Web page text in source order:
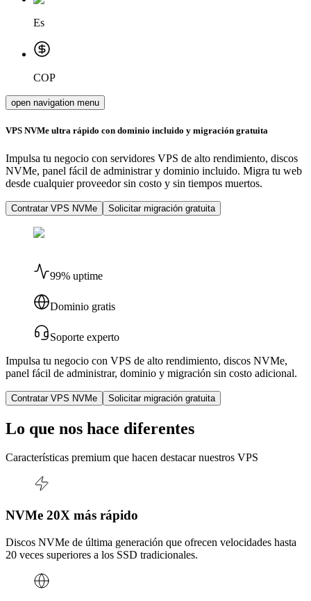
Es
COP
open navigation menu
VPS NVMe ultra rápido con dominio incluido y migración gratuita
Impulsa tu negocio con servidores VPS de alto rendimiento, discos
NVMe, panel fácil de administrar y dominio incluido. Migra tu web
desde cualquier proveedor sin costo y sin tiempos muertos.
Contratar VPS NVMe Solicitar migración gratuita
99% uptime
Dominio gratis
Soporte experto
Impulsa tu negocio con VPS de alto rendimiento, discos NVMe,
panel fácil de administrar, dominio y migración sin costo adicional.
Contratar VPS NVMe Solicitar migración gratuita
Lo que nos hace diferentes
Características premium que hacen destacar nuestros VPS
NVMe 20X más rápido
Discos NVMe de última generación que ofrecen velocidades hasta
20 veces superiores a los SSD tradicionales.